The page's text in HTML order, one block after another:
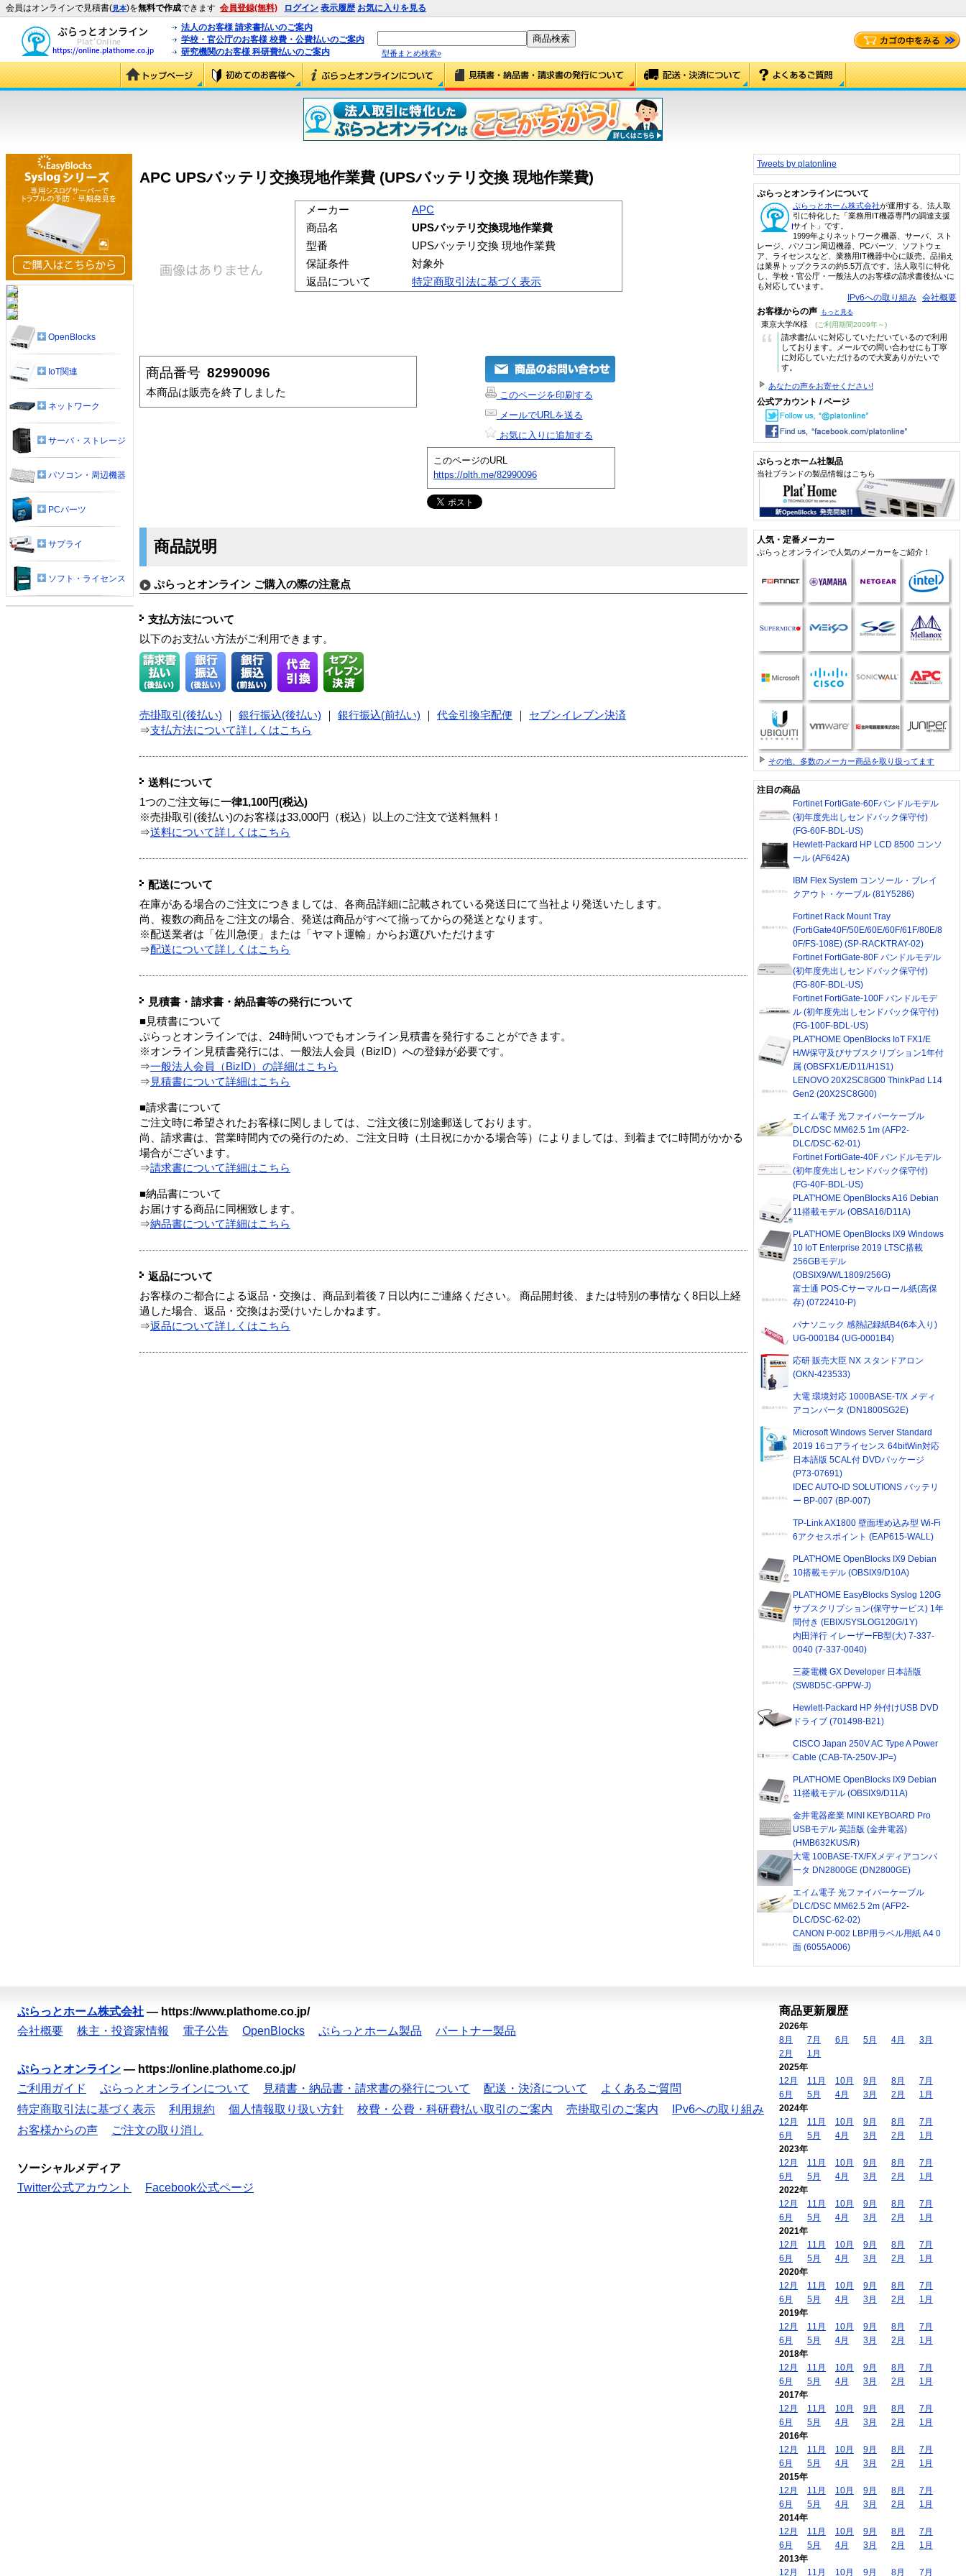
会員はオンラインで見積書(見本)を無料で作成できます 会員登録(無料) ログイン 表示履歴 お気に入りを見る
法人のお客様 請求書払いのご案内
学校・官公庁のお客様 校費・公費払いのご案内
研究機関のお客様 科研費払いのご案内
型番まとめ検索»
APC UPSバッテリ交換現地作業費 (UPSバッテリ交換 現地作業費)
メーカー
APC
商品名
UPSバッテリ交換現地作業費
型番
UPSバッテリ交換 現地作業費
保証条件
対象外
返品について
特定商取引法に基づく表示
商品番号 82990096
本商品は販売を終了しました
このページを印刷する
メールでURLを送る
お気に入りに追加する
このページのURL
https://plth.me/82990096
商品説明
ぷらっとオンライン ご購入の際の注意点
支払方法について
以下のお支払い方法がご利用できます。
売掛取引(後払い) 銀行振込(後払い) 銀行振込(前払い) 代金引換宅配便
セブンイレブン決済
⇒支払方法について詳しくはこちら
送料について
1つのご注文毎に一律1,100円(税込)
※売掛取引(後払い)のお客様は33,000円（税込）以上のご注文で送料無料！
⇒送料について詳しくはこちら
配送について
在庫がある場合のご注文につきましては、各商品詳細に記載されている発送日にて当社より発送いたします。
尚、複数の商品をご注文の場合、発送は商品がすべて揃ってからの発送となります。
※配送業者は「佐川急便」または「ヤマト運輸」からお選びいただけます
⇒配送について詳しくはこちら
見積書・請求書・納品書等の発行について
■見積書について
ぷらっとオンラインでは、24時間いつでもオンライン見積書を発行することができます。
※オンライン見積書発行には、一般法人会員（BizID）への登録が必要です。
⇒一般法人会員（BizID）の詳細はこちら
⇒ 見積書について詳細はこちら
■請求書について
ご注文時に希望されたお客様に関しましては、ご注文後に別途郵送しております。
尚、請求書は、営業時間内での発行のため、ご注文日時（土日祝にかかる場合等）によりましては、到着までに時間がかかる
場合がございます。
⇒請求書について詳細はこちら
■納品書について
お届けする商品に同梱致します。
⇒納品書について詳細はこちら
返品について
お客様のご都合による返品・交換は、商品到着後７日以内にご連絡ください。 商品開封後、または特別の事情なく8日以上経
過した場合、返品・交換はお受けいたしかねます。
⇒返品について詳しくはこちら
OpenBlocks
IoT関連
ネットワーク
サーバ・ストレージ
パソコン・周辺機器
PCパーツ
サプライ
ソフト・ライセンス
Tweets by platonline
ぷらっとオンラインについて
ぷらっとホーム株式会社が運用する、法人取
引に特化した「業務用IT機器専門の調達支援
サイト」です。
1999年よりネットワーク機器、サーバ、スト
レージ、パソコン周辺機器、PCパーツ、ソフトウェ
ア、ライセンスなど、業務用IT機器中心に販売。品揃え
は業界トップクラスの約5.5万点です。法人取引に特化
し、学校・官公庁・一般法人のお客様の請求書後払いに
も対応しています。
IPv6への取り組み 会社概要
お客様からの声 もっと見る
東京大学/K様 (ご利用期間2009年～)
“
請求書払いに対応していただいているので利用
しております。メールでの問い合わせにも丁寧
に対応していただけるので大変ありがたいで
す。
あなたの声をお寄せください!
公式アカウント / ページ
ぷらっとホーム社製品
当社ブランドの製品情報はこちら
人気・定番メーカー
ぷらっとオンラインで人気のメーカーをご紹介！
その他、多数のメーカー商品を取り扱ってます
注目の商品
Fortinet FortiGate-60Fバンドルモデル
(初年度先出しセンドバック保守付)
(FG-60F-BDL-US)
Hewlett-Packard HP LCD 8500 コンソ
ール (AF642A)
IBM Flex System コンソール・ブレイ
クアウト・ケーブル (81Y5286)
Fortinet Rack Mount Tray
(FortiGate40F/50E/60E/60F/61F/80E/8
0F/FS-108E) (SP-RACKTRAY-02)
Fortinet FortiGate-80F バンドルモデル
(初年度先出しセンドバック保守付)
(FG-80F-BDL-US)
Fortinet FortiGate-100F バンドルモデ
ル (初年度先出しセンドバック保守付)
(FG-100F-BDL-US)
PLAT'HOME OpenBlocks IoT FX1/E
H/W保守及びサブスクリプション1年付
属 (OBSFX1/E/D11/H1S1)
LENOVO 20X2SC8G00 ThinkPad L14
Gen2 (20X2SC8G00)
エイム電子 光ファイバーケーブル
DLC/DSC MM62.5 1m (AFP2-
DLC/DSC-62-01)
Fortinet FortiGate-40F バンドルモデル
(初年度先出しセンドバック保守付)
(FG-40F-BDL-US)
PLAT'HOME OpenBlocks A16 Debian
11搭載モデル (OBSA16/D11A)
PLAT'HOME OpenBlocks IX9 Windows
10 IoT Enterprise 2019 LTSC搭載
256GBモデル
(OBSIX9/W/L1809/256G)
富士通 POS-Cサーマルロール紙(高保
存) (0722410-P)
パナソニック 感熱記録紙B4(6本入り)
UG-0001B4 (UG-0001B4)
応研 販売大臣 NX スタンドアロン
(OKN-423533)
大電 環境対応 1000BASE-T/X メディ
アコンバータ (DN1800SG2E)
Microsoft Windows Server Standard
2019 16コアライセンス 64bitWin対応
日本語版 5CAL付 DVDパッケージ
(P73-07691)
IDEC AUTO-ID SOLUTIONS バッテリ
ー BP-007 (BP-007)
TP-Link AX1800 壁面埋め込み型 Wi-Fi
6アクセスポイント (EAP615-WALL)
PLAT'HOME OpenBlocks IX9 Debian
10搭載モデル (OBSIX9/D10A)
PLAT'HOME EasyBlocks Syslog 120G
サブスクリプション(保守サービス) 1年
間付き (EBIX/SYSLOG120G/1Y)
内田洋行 イレーザーFB型(大) 7-337-
0040 (7-337-0040)
三菱電機 GX Developer 日本語版
(SW8D5C-GPPW-J)
Hewlett-Packard HP 外付けUSB DVD
ドライブ (701498-B21)
CISCO Japan 250V AC Type A Power
Cable (CAB-TA-250V-JP=)
PLAT'HOME OpenBlocks IX9 Debian
11搭載モデル (OBSIX9/D11A)
金井電器産業 MINI KEYBOARD Pro
USBモデル 英語版 (金井電器)
(HMB632KUS/R)
大電 100BASE-TX/FXメディアコンバ
ータ DN2800GE (DN2800GE)
エイム電子 光ファイバーケーブル
DLC/DSC MM62.5 2m (AFP2-
DLC/DSC-62-02)
CANON P-002 LBP用ラベル用紙 A4 0
面 (6055A006)
ぷらっとホーム株式会社 — https://www.plathome.co.jp/
会社概要
株主・投資家情報 電子公告 OpenBlocks ぷらっとホーム製品 パートナー製品
ぷらっとオンライン — https://online.plathome.co.jp/
ご利用ガイド
ぷらっとオンラインについて 見積書・納品書・請求書の発行について 配送・決済について
よくあるご質問
特定商取引法に基づく表示
利用規約 個人情報取り扱い方針 校費・公費・科研費払い取引のご案内 売掛取引のご案内
IPv6への取り組み
お客様からの声
ご注文の取り消し
ソーシャルメディア
Twitter公式アカウント
Facebook公式ページ
商品更新履歴
2026年
8月
7月 6月 5月 4月
3月
2月
1月
2025年
12月
11月 10月 9月 8月
7月
6月
5月 4月 3月 2月
1月
2024年
12月
11月 10月 9月 8月
7月
6月
5月 4月 3月 2月
1月
2023年
12月
11月 10月 9月 8月
7月
6月
5月 4月 3月 2月
1月
2022年
12月
11月 10月 9月 8月
7月
6月
5月 4月 3月 2月
1月
2021年
12月
11月 10月 9月 8月
7月
6月
5月 4月 3月 2月
1月
2020年
12月
11月 10月 9月 8月
7月
6月
5月 4月 3月 2月
1月
2019年
12月
11月 10月 9月 8月
7月
6月
5月 4月 3月 2月
1月
2018年
12月
11月 10月 9月 8月
7月
6月
5月 4月 3月 2月
1月
2017年
12月
11月 10月 9月 8月
7月
6月
5月 4月 3月 2月
1月
2016年
12月
11月 10月 9月 8月
7月
6月
5月 4月 3月 2月
1月
2015年
12月
11月 10月 9月 8月
7月
6月
5月 4月 3月 2月
1月
2014年
12月
11月 10月 9月 8月
7月
6月
5月 4月 3月 2月
1月
2013年
12月
11月 10月 9月 8月 7月